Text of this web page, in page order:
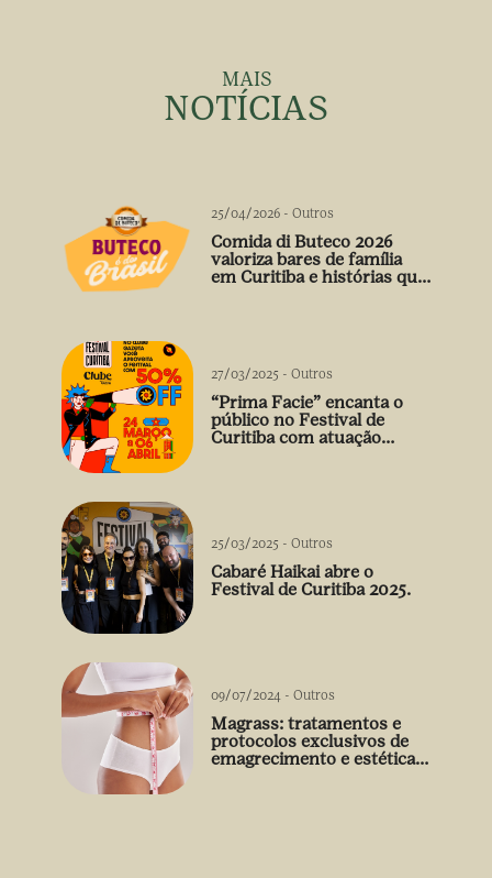
MAIS
NOTÍCIAS
25/04/2026 - Outros
Comida di Buteco 2026
valoriza bares de família
em Curitiba e histórias que
27/03/2025 - Outros
“Prima Facie” encanta o
público no Festival de
Curitiba com atuação
25/03/2025 - Outros
Cabaré Haikai abre o
Festival de Curitiba 2025.
09/07/2024 - Outros
Magrass: tratamentos e
protocolos exclusivos de
emagrecimento e estética